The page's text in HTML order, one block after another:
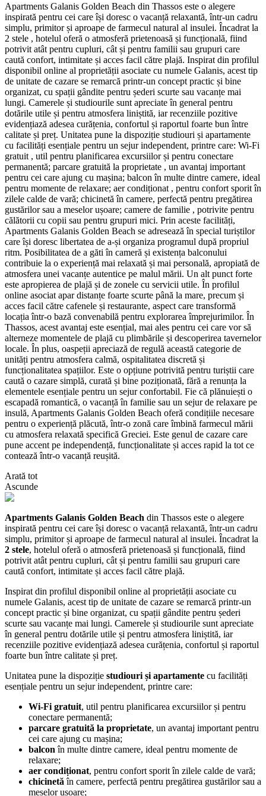
Apartments Galanis Golden Beach din Thassos este o alegere
inspirată pentru cei care își doresc o vacanță relaxantă, într-un cadru
simplu, primitor și aproape de farmecul natural al insulei. Încadrat la
2 stele , hotelul oferă o atmosferă prietenoasă și funcțională, fiind
potrivit atât pentru cupluri, cât și pentru familii sau grupuri care
caută confort, intimitate și acces facil către plajă. Inspirat din profilul
disponibil online al proprietății asociate cu numele Galanis, acest tip
de unitate de cazare se remarcă printr-un concept practic și bine
organizat, cu spații gândite pentru șederi scurte sau vacanțe mai
lungi. Camerele și studiourile sunt apreciate în general pentru
dotările utile și pentru atmosfera liniștită, iar recenziile pozitive
evidențiază adesea curățenia, confortul și raportul foarte bun între
calitate și preț. Unitatea pune la dispoziție studiouri și apartamente
cu facilități esențiale pentru un sejur independent, printre care: Wi‑Fi
gratuit , util pentru planificarea excursiilor și pentru conectare
permanentă; parcare gratuită la proprietate , un avantaj important
pentru cei care ajung cu mașina; balcon în multe dintre camere, ideal
pentru momente de relaxare; aer condiționat , pentru confort sporit în
zilele calde de vară; chicinetă în camere, perfectă pentru pregătirea
gustărilor sau a meselor ușoare; camere de familie , potrivite pentru
călătorii cu copii sau pentru grupuri mici. Prin aceste facilități,
Apartments Galanis Golden Beach se adresează în special turiștilor
care își doresc libertatea de a-și organiza programul după propriul
ritm. Posibilitatea de a găti în cameră și existența balconului
contribuie la o experiență mai relaxată și mai personală, apropiată de
atmosfera unei vacanțe autentice pe malul mării. Un alt punct forte
este apropierea de plajă și de zonele cu servicii utile. În profilul
online asociat apar distanțe foarte scurte până la mare, precum și
acces facil către cafenele și restaurante, aspect care transformă
locația într-o bază convenabilă pentru explorarea împrejurimilor. În
Thassos, acest avantaj este esențial, mai ales pentru cei care vor să
alterneze momentele de plajă cu plimbările și descoperirea tavernelor
locale. În plus, oaspeții apreciază de regulă această categorie de
unități pentru atmosfera calmă, ospitalitatea discretă și
funcționalitatea spațiilor. Este o opțiune potrivită pentru turiștii care
caută o cazare simplă, curată și bine poziționată, fără a renunța la
elementele esențiale pentru un sejur confortabil. Fie că plănuiești o
escapadă romantică, o vacanță în familie sau un sejur de relaxare pe
insulă, Apartments Galanis Golden Beach oferă condițiile necesare
pentru o experiență plăcută, într-o zonă care îmbină farmecul mării
cu atmosfera relaxată specifică Greciei. Este genul de cazare care
pune accent pe independență, funcționalitate și acces rapid la tot ce
contează într-o vacanță reușită.
Arată tot
Ascunde
Apartments Galanis Golden Beach din Thassos este o alegere
inspirată pentru cei care își doresc o vacanță relaxantă, într-un cadru
simplu, primitor și aproape de farmecul natural al insulei. Încadrat la
2 stele, hotelul oferă o atmosferă prietenoasă și funcțională, fiind
potrivit atât pentru cupluri, cât și pentru familii sau grupuri care
caută confort, intimitate și acces facil către plajă.
Inspirat din profilul disponibil online al proprietății asociate cu
numele Galanis, acest tip de unitate de cazare se remarcă printr-un
concept practic și bine organizat, cu spații gândite pentru șederi
scurte sau vacanțe mai lungi. Camerele și studiourile sunt apreciate
în general pentru dotările utile și pentru atmosfera liniștită, iar
recenziile pozitive evidențiază adesea curățenia, confortul și raportul
foarte bun între calitate și preț.
Unitatea pune la dispoziție studiouri și apartamente cu facilități
esențiale pentru un sejur independent, printre care:
Wi‑Fi gratuit, util pentru planificarea excursiilor și pentru
conectare permanentă;
parcare gratuită la proprietate, un avantaj important pentru
cei care ajung cu mașina;
balcon în multe dintre camere, ideal pentru momente de
relaxare;
aer condiționat, pentru confort sporit în zilele calde de vară;
chicinetă în camere, perfectă pentru pregătirea gustărilor sau a
meselor ușoare;